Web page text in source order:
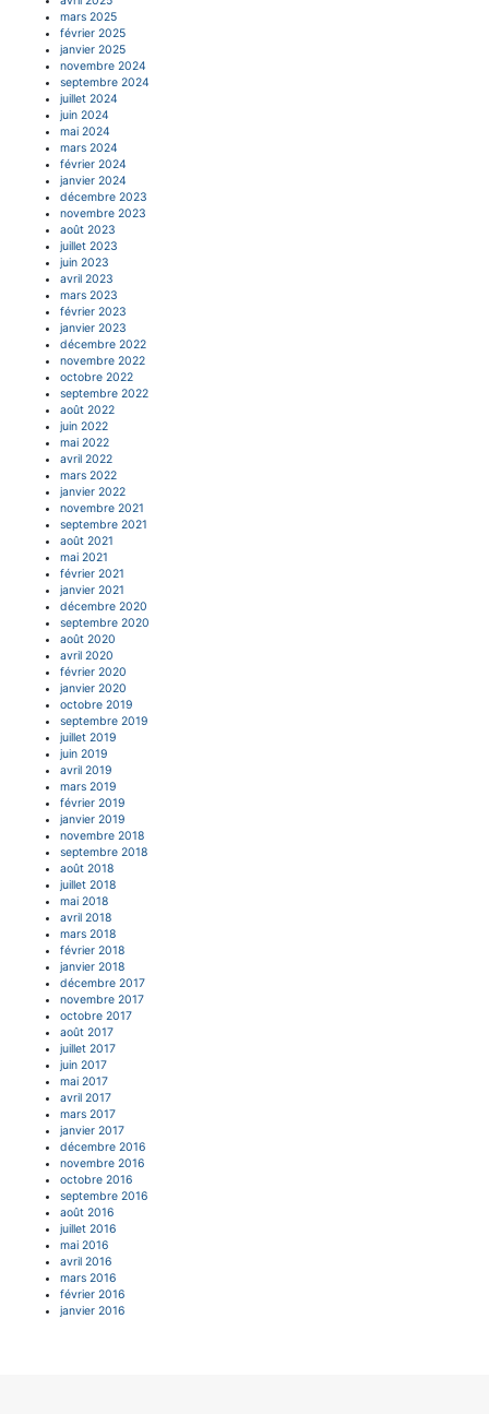
mars 2025
février 2025
janvier 2025
novembre 2024
septembre 2024
juillet 2024
juin 2024
mai 2024
mars 2024
février 2024
janvier 2024
décembre 2023
novembre 2023
août 2023
juillet 2023
juin 2023
avril 2023
mars 2023
février 2023
janvier 2023
décembre 2022
novembre 2022
octobre 2022
septembre 2022
août 2022
juin 2022
mai 2022
avril 2022
mars 2022
janvier 2022
novembre 2021
septembre 2021
août 2021
mai 2021
février 2021
janvier 2021
décembre 2020
septembre 2020
août 2020
avril 2020
février 2020
janvier 2020
octobre 2019
septembre 2019
juillet 2019
juin 2019
avril 2019
mars 2019
février 2019
janvier 2019
novembre 2018
septembre 2018
août 2018
juillet 2018
mai 2018
avril 2018
mars 2018
février 2018
janvier 2018
décembre 2017
novembre 2017
octobre 2017
août 2017
juillet 2017
juin 2017
mai 2017
avril 2017
mars 2017
janvier 2017
décembre 2016
novembre 2016
octobre 2016
septembre 2016
août 2016
juillet 2016
mai 2016
avril 2016
mars 2016
février 2016
janvier 2016